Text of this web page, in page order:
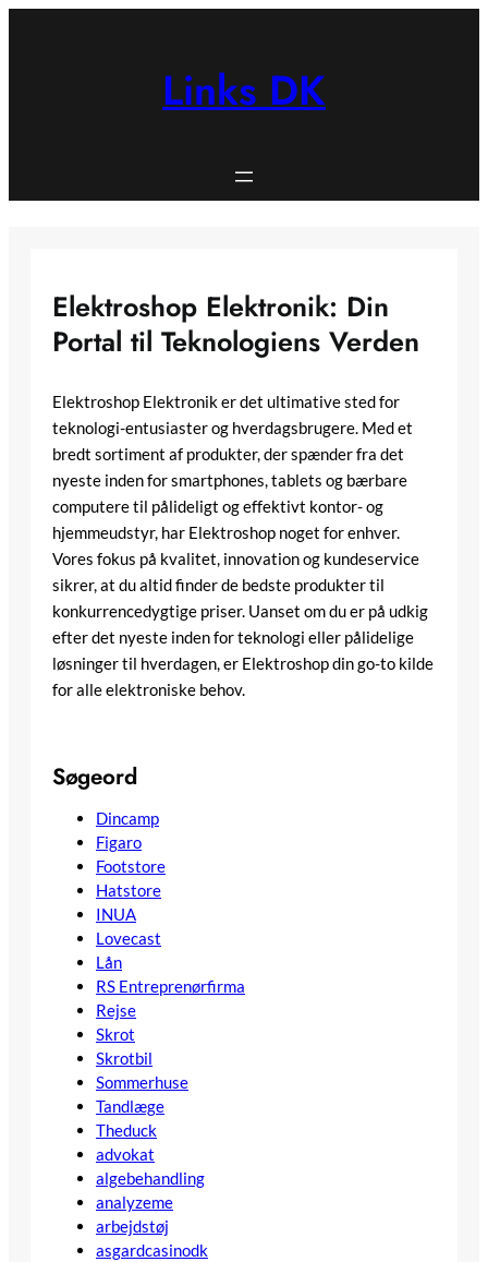
Links DK
Elektroshop Elektronik: Din
Portal til Teknologiens Verden
Elektroshop Elektronik er det ultimative sted for
teknologi-entusiaster og hverdagsbrugere. Med et
bredt sortiment af produkter, der spænder fra det
nyeste inden for smartphones, tablets og bærbare
computere til pålideligt og effektivt kontor- og
hjemmeudstyr, har Elektroshop noget for enhver.
Vores fokus på kvalitet, innovation og kundeservice
sikrer, at du altid finder de bedste produkter til
konkurrencedygtige priser. Uanset om du er på udkig
efter det nyeste inden for teknologi eller pålidelige
løsninger til hverdagen, er Elektroshop din go-to kilde
for alle elektroniske behov.
Søgeord
Dincamp
Figaro
Footstore
Hatstore
INUA
Lovecast
Lån
RS Entreprenørfirma
Rejse
Skrot
Skrotbil
Sommerhuse
Tandlæge
Theduck
advokat
algebehandling
analyzeme
arbejdstøj
asgardcasinodk